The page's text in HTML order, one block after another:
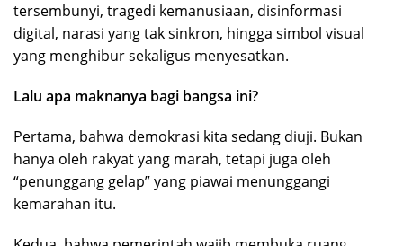
tersembunyi, tragedi kemanusiaan, disinformasi
digital, narasi yang tak sinkron, hingga simbol visual
yang menghibur sekaligus menyesatkan.
Lalu apa maknanya bagi bangsa ini?
Pertama, bahwa demokrasi kita sedang diuji. Bukan
hanya oleh rakyat yang marah, tetapi juga oleh
“penunggang gelap” yang piawai menunggangi
kemarahan itu.